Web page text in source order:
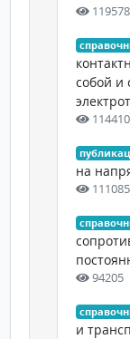
119578
собой и
114410
на
111085
94205
и